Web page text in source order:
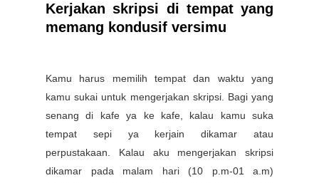
Kerjakan skripsi di tempat yang
memang kondusif versimu
Kamu harus memilih tempat dan waktu yang
kamu sukai untuk mengerjakan skripsi. Bagi yang
senang di kafe ya ke kafe, kalau kamu suka
tempat sepi ya kerjain dikamar atau
perpustakaan. Kalau aku mengerjakan skripsi
dikamar pada malam hari (10 p.m-01 a.m)